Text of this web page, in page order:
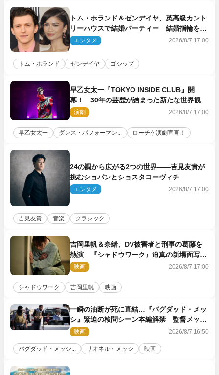
トム・ホランド＆ゼンデイヤ、英高級カント
リーハウスで結婚パーティー 結婚指輪を身
に着けたトムも初キャッチ
エンタメ 2026/8/7 17:00
トム・ホランド ゼンデイヤ ゴシップ
早乙女太一『TOKYO INSIDE CLUB』開
幕！ 30年の芸歴が詰まった新たな世界観
演劇 2026/8/7 17:00
早乙女太一 ダンス・パフォーマン... ローチケ演劇宣言！
24の調から広がる2つの世界――吉見友貴が
挑むショパンとショスタコーヴィチ
エンタメ 2026/8/7 17:00
吉見友貴 音楽 クラシック
吉岡里帆＆奈緒、DV被害者と刑事の葛藤を
熱演 『シャドウワーク』迫真の新場面写真
公開
映画 2026/8/7 17:00
シャドウワーク 吉岡里帆 映画
一瞬の油断が死に直結…『バグダッド・メッ
シ』緊迫の検問シーン本編解禁 監督メッセ
ージも到着
映画 2026/8/7 16:50
バグダッド・メッシ... リオネル・メッシ 映画